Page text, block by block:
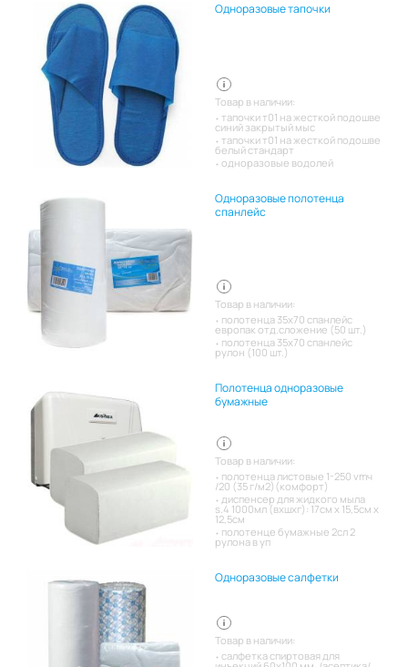
Одноразовые тапочки
Товар в наличии:
тапочки т01 на жесткой подошве
синий закрытый мыс
тапочки т01 на жесткой подошве
белый стандарт
одноразовые водолей
Одноразовые полотенца
спанлейс
Товар в наличии:
полотенца 35х70 спанлейс
европак отд.сложение (50 шт.)
полотенца 35х70 спанлейс
рулон (100 шт.)
Полотенца одноразовые
бумажные
Товар в наличии:
полотенца листовые 1-250 vmч
/20 (35 г/м2)(комфорт)
диспенсер для жидкого мыла
s.4 1000мл (вхшхг): 17см x 15,5см x
12,5см
полотенце бумажные 2сл 2
рулона в уп
Одноразовые салфетки
Товар в наличии:
салфетка спиртовая для